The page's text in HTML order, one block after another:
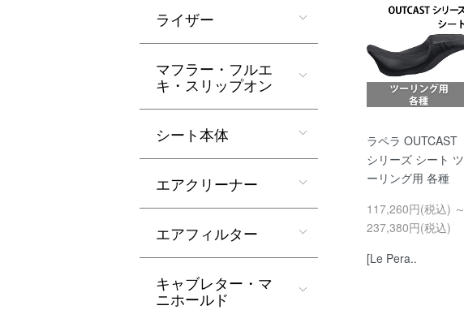
ラペラ OUTCAST
シリーズ シート ツ
ーリング用 各種
117,260円(税込) ～
237,380円(税込)
[Le Pera..
ライザー
マフラー・フルエ
キ・スリップオン
シート本体
エアクリーナー
エアフィルター
キャブレター・マ
ニホールド